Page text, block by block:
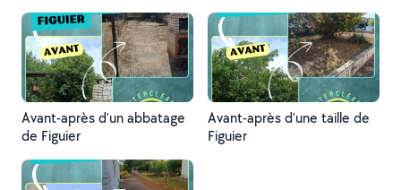
Avant-après d'un abbatage
de Figuier
Avant-après d'une taille de
Figuier